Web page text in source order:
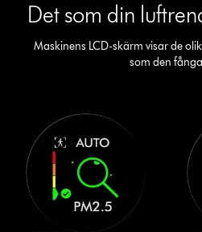
Det som din
Maskinens LCD-skärm visar de
som den